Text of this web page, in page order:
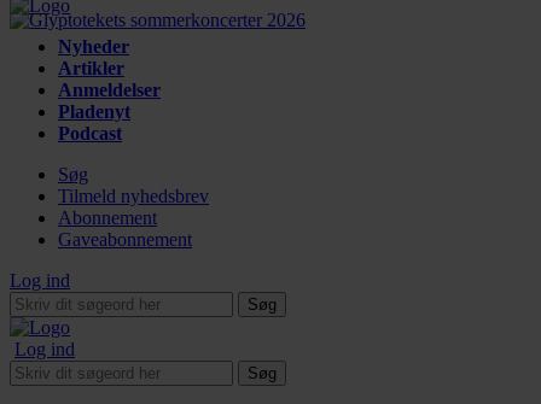
Nyheder
Artikler
Anmeldelser
Pladenyt
Podcast
Søg
Tilmeld nyhedsbrev
Abonnement
Gaveabonnement
Log ind
Søg
Log ind
Søg